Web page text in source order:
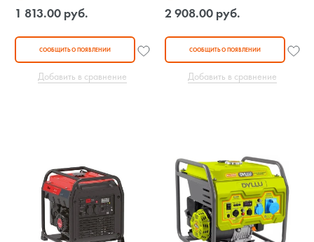
1 813.00 руб.
СООБЩИТЬ О ПОЯВЛЕНИИ
Добавить в сравнение
2 908.00 руб.
СООБЩИТЬ О ПОЯВЛЕНИИ
Добавить в сравнение